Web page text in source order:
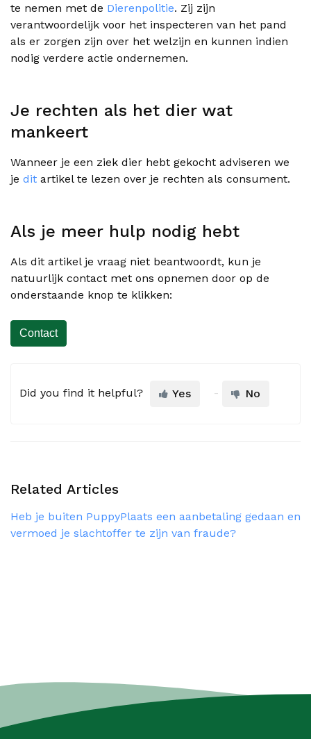
te nemen met de Dierenpolitie. Zij zijn
verantwoordelijk voor het inspecteren van het pand
als er zorgen zijn over het welzijn en kunnen indien
nodig verdere actie ondernemen.
Je rechten als het dier wat
mankeert
Wanneer je een ziek dier hebt gekocht adviseren we
je dit artikel te lezen over je rechten als consument.
Als je meer hulp nodig hebt
Als dit artikel je vraag niet beantwoordt, kun je
natuurlijk contact met ons opnemen door op de
onderstaande knop te klikken:
Contact
Did you find it helpful? Yes No
Related Articles
Heb je buiten PuppyPlaats een aanbetaling gedaan en
vermoed je slachtoffer te zijn van fraude?